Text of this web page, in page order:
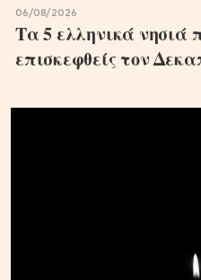
06/08/2026
Τα 5 ελληνικά νησιά
επισκεφθείς τον